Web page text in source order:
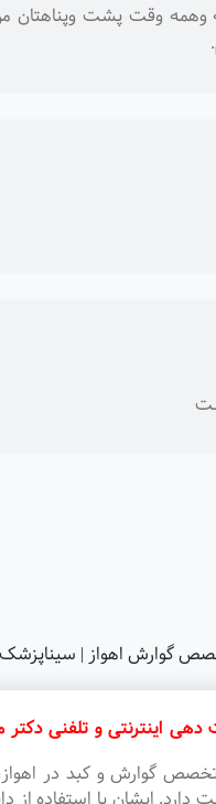
وقت پشت وپناهتان من
تخصص گوارش اهواز | سیناپزشک
اینترنتی و تلفنی
تخصص گوارش و کبد در